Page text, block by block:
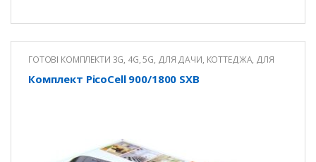
ГОТОВІ КОМПЛЕКТИ 3G, 4G, 5G, ДЛЯ ДАЧИ, КОТТЕДЖА, ДЛЯ
Комплект PicoCell 900/1800 SXB